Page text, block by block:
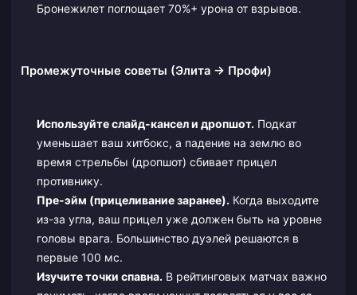
Бронежилет поглощает 70%+ урона от взрывов.
Промежуточные советы (Элита → Профи)
Используйте слайд-кансел и дропшот. Подкат
уменьшает ваш хитбокс, а падение на землю во
время стрельбы (дропшот) сбивает прицел
противнику.
Пре-эйм (прицеливание заранее). Когда выходите
из-за угла, ваш прицел уже должен быть на уровне
головы врага. Большинство дуэлей решаются в
первые 100 мс.
Изучите точки спавна. В рейтинговых матчах важно